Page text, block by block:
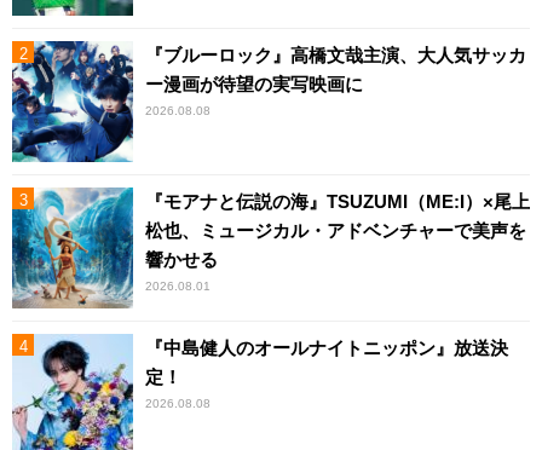
『ブルーロック』高橋文哉主演、大人気サッカ
ー漫画が待望の実写映画に
2026.08.08
『モアナと伝説の海』TSUZUMI（ME:I）×尾上
松也、ミュージカル・アドベンチャーで美声を
響かせる
2026.08.01
『中島健人のオールナイトニッポン』放送決
定！
2026.08.08